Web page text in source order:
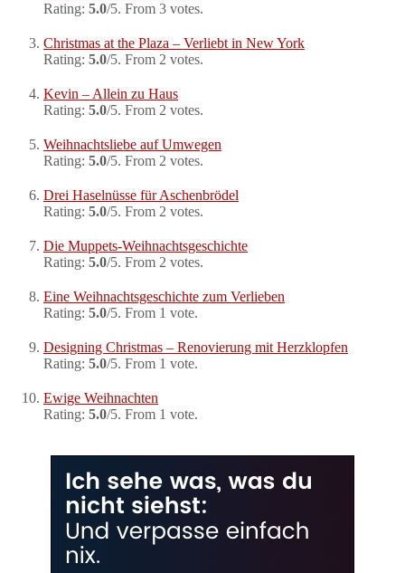
Rating: 5.0/5. From 3 votes.
Christmas at the Plaza – Verliebt in New York
Rating: 5.0/5. From 2 votes.
Kevin – Allein zu Haus
Rating: 5.0/5. From 2 votes.
Weihnachtsliebe auf Umwegen
Rating: 5.0/5. From 2 votes.
Drei Haselnüsse für Aschenbrödel
Rating: 5.0/5. From 2 votes.
Die Muppets-Weihnachtsgeschichte
Rating: 5.0/5. From 2 votes.
Eine Weihnachtsgeschichte zum Verlieben
Rating: 5.0/5. From 1 vote.
Designing Christmas – Renovierung mit Herzklopfen
Rating: 5.0/5. From 1 vote.
Ewige Weihnachten
Rating: 5.0/5. From 1 vote.